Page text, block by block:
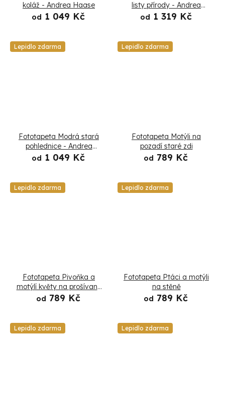
koláž - Andrea Haase
od 1 049 Kč
listy přírody - Andrea
Haase
od 1 319 Kč
Lepidlo zdarma
Fototapeta Modrá stará
pohlednice - Andrea
Haase
od 1 049 Kč
Lepidlo zdarma
Fototapeta Motýli na
pozadí staré zdi
od 789 Kč
Lepidlo zdarma
Fototapeta Pivoňka a
motýlí květy na prošívané
pastelové textury
od 789 Kč
Lepidlo zdarma
Fototapeta Ptáci a motýli
na stěně
od 789 Kč
Lepidlo zdarma Lepidlo zdarma